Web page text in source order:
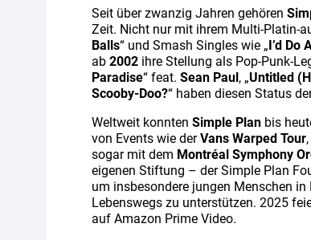
Seit über zwanzig Jahren gehören
Zeit. Nicht nur mit ihrem Multi-Platin-
Balls“ und Smash Singles wie „I’d Do
ab 2002 ihre Stellung als Pop-Punk-
Paradise“ feat. Sean Paul, „Untitled
Scooby-Doo?“ haben diesen Status
Weltweit konnten Simple Plan bis
von Events wie derVans Warped Tour
sogar mit dem Montréal Symphony
eigenen Stiftung – der Simple Plan
um insbesondere jungen Menschen
Lebenswegs zu unterstützen. 2025
auf Amazon Prime Video.